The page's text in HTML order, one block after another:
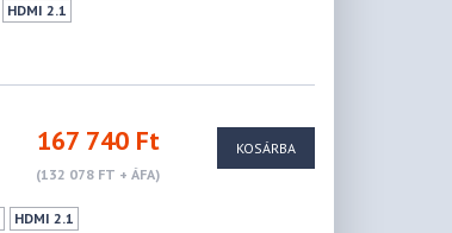
HDMI 2.1
167 740 Ft
(132 078 FT + ÁFA)
HDMI 2.1
KOSÁRBA